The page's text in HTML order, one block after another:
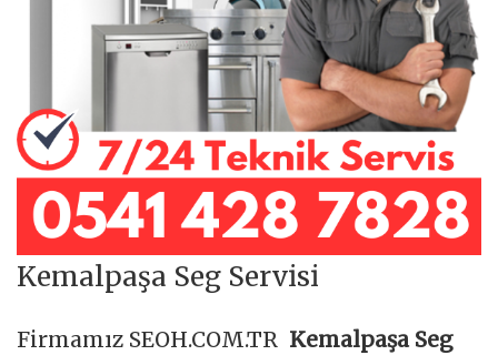
Kemalpaşa Seg Servisi
Firmamız SEOH.COM.TR Kemalpaşa Seg